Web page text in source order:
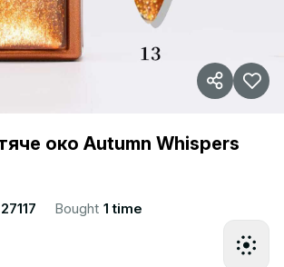
око Autumn Whispers
27117 Bought 1 time